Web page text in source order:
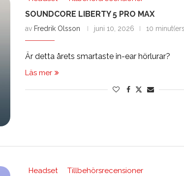
SOUNDCORE LIBERTY 5 PRO MAX
av Fredrik Olsson juni 10, 2026 10
Är detta årets smartaste in-ear hörlurar?
Läs mer
Headset Tillbehörsrecensioner